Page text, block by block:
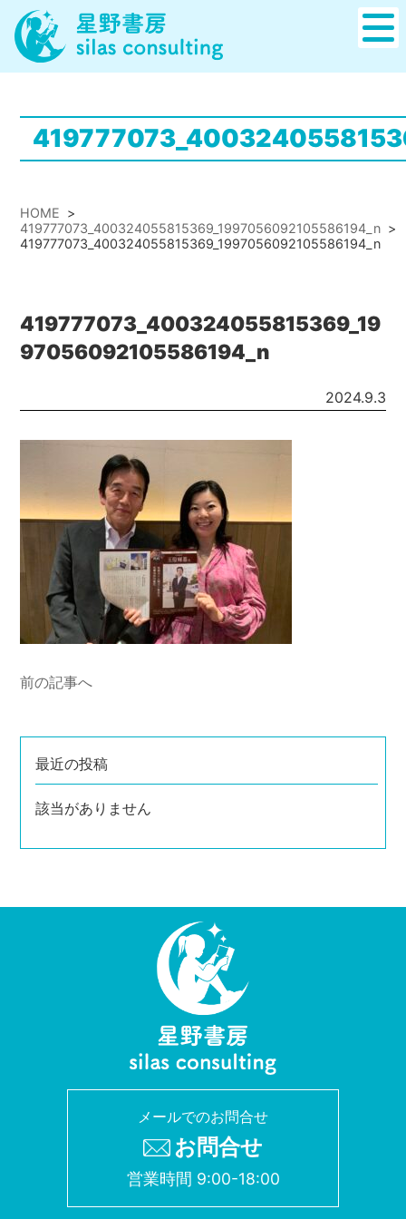
HOME >
419777073_400324055815369_1997056092105586194_n >
419777073_400324055815369_1997056092105586194_n
419777073_400324055815369_19
97056092105586194_n
2024.9.3
前の記事へ
最近の投稿
該当がありません
メールでのお問合せ
お問合せ
営業時間 9:00-18:00